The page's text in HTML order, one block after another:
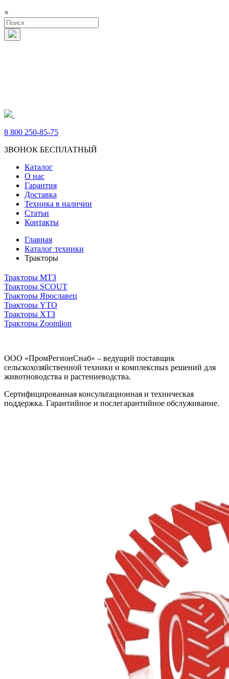
×
8 800 250-85-75
ЗВОНОК БЕСПЛАТНЫЙ
Каталог
О нас
Гарантия
Доставка
Техника в наличии
Статьи
Контакты
Главная
Каталог техники
Тракторы
Тракторы МТЗ
Тракторы SCOUT
Тракторы Ярославец
Тракторы YTO
Тракторы ХТЗ
Тракторы Zoomlion
ООО «ПромРегионСнаб» – ведущий поставщик
сельскохозяйственной техники и комплексных решений для
животноводства и растениеводства.
Сертифицированная консультационная и техническая
поддержка. Гарантийное и послегарантийное обслуживание.